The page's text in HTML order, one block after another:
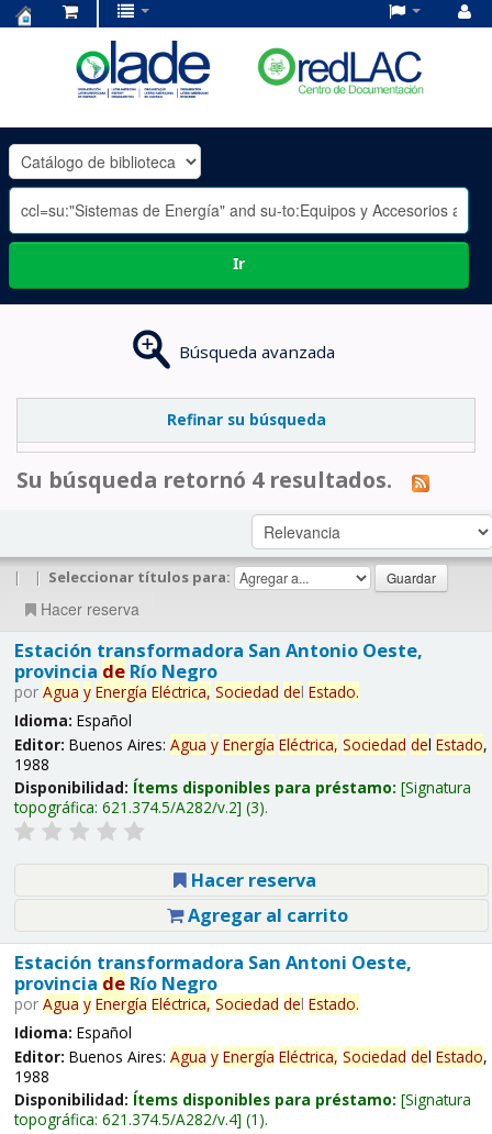
OLADE
-
Ir
Búsqueda avanzada
Refinar su búsqueda
Su búsqueda retornó 4 resultados.
| | Seleccionar títulos para:
Hacer reserva
Estación transformadora San Antonio Oeste,
provincia deRío Negro
por Agua y Energía Eléctrica, Sociedad del Estado.
Idioma: Español
Editor: Buenos Aires: Agua y Energía Eléctrica, Sociedad del Estado,
1988
Disponibilidad: Ítems disponibles para préstamo: Signatura
topográfica: 621.374.5/A282/v.2 (3).
Hacer reserva
Agregar al carrito
Estación transformadora San Antoni Oeste,
provincia deRío Negro
por Agua y Energía Eléctrica, Sociedad del Estado.
Idioma: Español
Editor: Buenos Aires: Agua y Energía Eléctrica, Sociedad del Estado,
1988
Disponibilidad: Ítems disponibles para préstamo: Signatura
topográfica: 621.374.5/A282/v.4 (1).